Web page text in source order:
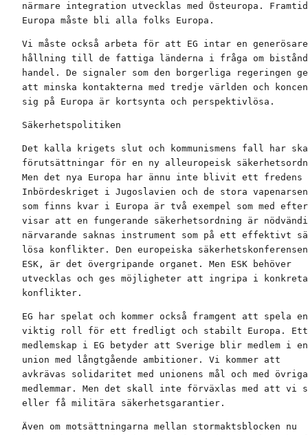
närmare integration utvecklas med Östeuropa.
Europa måste bli alla folks Europa.
Vi måste också arbeta för att EG intar en generösare
hållning till de fattiga länderna i fråga om bistånd
handel. De signaler som den borgerliga regeringen
att minska kontakterna med tredje världen och
sig på Europa är kortsynta och perspektivlösa.
Säkerhetspolitiken
Det kalla krigets slut och kommunismens fall har
förutsättningar för en ny alleuropeisk
Men det nya Europa har ännu inte blivit ett fredens
Inbördeskriget i Jugoslavien och de stora
som finns kvar i Europa är två exempel som med
visar att en fungerande säkerhetsordning är
närvarande saknas instrument som på ett effektivt
lösa konflikter. Den europeiska
ESK, är det övergripande organet. Men ESK behöver
utvecklas och ges möjligheter att ingripa i konkreta
konflikter.
EG har spelat och kommer också framgent att spela en
viktig roll för ett fredligt och stabilt Europa. Ett
medlemskap i EG betyder att Sverige blir medlem i en
union med långtgående ambitioner. Vi kommer att
avkrävas solidaritet med unionens mål och med övriga
medlemmar. Men det skall inte förväxlas med att vi
eller få militära säkerhetsgarantier.
Även om motsättningarna mellan stormaktsblocken nu